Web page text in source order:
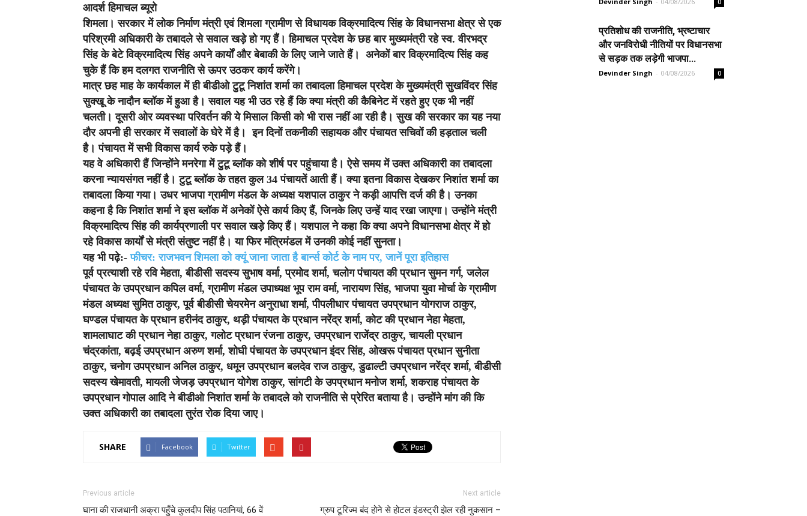
आदर्श हिमाचल ब्यूरो
शिमला। सरकार में लोक निर्माण मंत्री एवं शिमला ग्रामीण से विधायक विक्रमादित्य सिंह के विधानसभा क्षेत्र से एक
परिश्रमी अधिकारी के तबादले से सवाल खड़े हो गए हैं। हिमाचल प्रदेश के छह बार मुख्यमंत्री रहे स्व. वीरभद्र
सिंह के बेटे विक्रमादित्य सिंह अपने कार्यों और बेबाकी के लिए जाने जाते हैं। अनेकों बार विक्रमादित्य सिंह कह
चुके हैं कि हम दलगत राजनीति से ऊपर उठकर कार्य करेंगे।
मात्र छह माह के कार्यकाल में ही बीडीओ टुटू निशांत शर्मा का तबादला हिमाचल प्रदेश के मुख्यमंत्री सुखविंदर सिंह
सुक्खू के नादौन ब्लॉक में हुआ है। सवाल यह भी उठ रहे हैं कि क्या मंत्री की कैबिनेट में रहते हुए एक भी नहीं
चलती। दूसरी ओर व्यवस्था परिवर्तन की ये मिसाल किसी को भी रास नहीं आ रही है। सुख की सरकार का यह नया
दौर अपनी ही सरकार में सवालों के घेरे में है। इन दिनों तकनीकी सहायक और पंचायत सचिवों की हड़ताल चली
है। पंचायत में सभी विकास कार्य रुके पड़े हैं।
यह वे अधिकारी हैं जिन्होंने मनरेगा में टुटू ब्लॉक को शीर्ष पर पहुंचाया है। ऐसे समय में उक्त अधिकारी का तबादला
करना न्यायसंगत नहीं है। टुटू ब्लॉक के तहत कुल 34 पंचायतें आती हैं। क्या इतना विकास देखकर निशांत शर्मा का
तबादला किया गया। उधर भाजपा ग्रामीण मंडल के अध्यक्ष यशपाल ठाकुर ने कड़ी आपत्ति दर्ज की है। उनका
कहना है कि निशांत शर्मा ने इस ब्लॉक में अनेकों ऐसे कार्य किए हैं, जिनके लिए उन्हें याद रखा जाएगा। उन्होंने मंत्री
विक्रमादित्य सिंह की कार्यप्रणाली पर सवाल खड़े किए हैं। यशपाल ने कहा कि क्या अपने विधानसभा क्षेत्र में हो
रहे विकास कार्यों से मंत्री संतुष्ट नहीं है। या फिर मंत्रिमंडल में उनकी कोई नहीं सुनता।
यह भी पढ़े:-फीचर: राजभवन शिमला को क्यूं जाना जाता है बार्न्स कोर्ट के नाम पर, जानें पूरा इतिहास
पूर्व प्रत्याशी रहे रवि मेहता, बीडीसी सदस्य सुभाष वर्मा, प्रमोद शर्मा, चलोग पंचायत की प्रधान सुमन गर्ग, जलेल
पंचायत के उपप्रधान कपिल वर्मा, ग्रामीण मंडल उपाध्यक्ष भूप राम वर्मा, नारायण सिंह, भाजपा युवा मोर्चा के ग्रामीण
मंडल अध्यक्ष सुमित ठाकुर, पूर्व बीडीसी चेयरमेन अनुराधा शर्मा, पीपलीधार पंचायत उपप्रधान योगराज ठाकुर,
घण्डल पंचायत के प्रधान हरीनंद ठाकुर, थड़ी पंचायत के प्रधान नरेंद्र शर्मा, कोट की प्रधान नेहा मेहता,
शामलाघाट की प्रधान नेहा ठाकुर, गलोट प्रधान रंजना ठाकुर, उपप्रधान राजेंद्र ठाकुर, चायली प्रधान
चंद्रकांता, बढ़ई उपप्रधान अरुण शर्मा, शोघी पंचायत के उपप्रधान इंदर सिंह, ओखरू पंचायत प्रधान सुनीता
ठाकुर, चनोग उपप्रधान अनिल ठाकुर, धमून उपप्रधान बलदेव राज ठाकुर, डुढाल्टी उपप्रधान नरेंद्र शर्मा, बीडीसी
सदस्य खेमावती, मायली जेजड़ उपप्रधान योगेश ठाकुर, सांगटी के उपप्रधान मनोज शर्मा, शकराह पंचायत के
उपप्रधान गोपाल आदि ने बीडीओ निशांत शर्मा के तबादले को राजनीति से प्रेरित बताया है। उन्होंने मांग की कि
उक्त अधिकारी का तबादला तुरंत रोक दिया जाए।
SHARE Facebook Twitter
Previous article
घाना की राजधानी अक्रा पहुँचे कुलदीप सिंह पठानियां, 66 वें
Next article
ग्रुप टूरिज्म बंद होने से होटल इंडस्ट्री झेल रही नुकसान –
0
प्रतिशोध की राजनीति, भ्रष्टाचार
और जनविरोधी नीतियों पर विधानसभा
से सड़क तक लड़ेगी भाजपा...
Devinder Singh - 04/08/2026 0